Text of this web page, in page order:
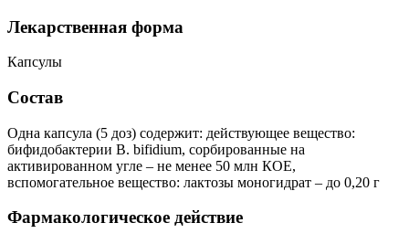
Лекарственная форма
Капсулы
Состав
Одна капсула (5 доз) содержит: действующее вещество:
бифидобактерии B. bifidium, сорбированные на
активированном угле – не менее 50 млн КОЕ,
вспомогательное вещество: лактозы моногидрат – до 0,20 г
Фармакологическое действие